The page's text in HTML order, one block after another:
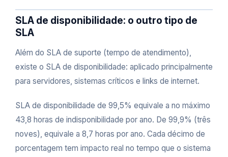
SLA de disponibilidade: o outro tipo de
SLA
Além do SLA de suporte (tempo de atendimento),
existe o SLA de disponibilidade: aplicado principalmente
para servidores, sistemas críticos e links de internet.
SLA de disponibilidade de 99,5% equivale a no máximo
43,8 horas de indisponibilidade por ano. De 99,9% (três
noves), equivale a 8,7 horas por ano. Cada décimo de
porcentagem tem impacto real no tempo que o sistema